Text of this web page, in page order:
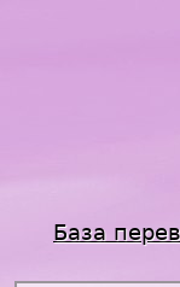
База